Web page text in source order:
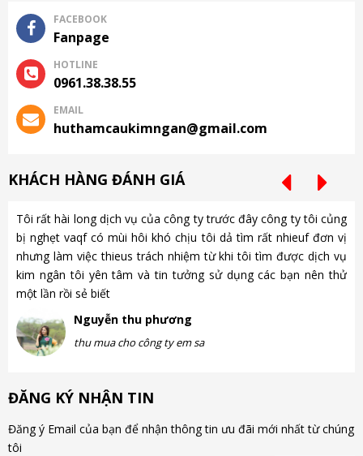
FACEBOOK
Fanpage
HOTLINE
0961.38.38.55
EMAIL
huthamcaukimngan@gmail.com
KHÁCH HÀNG ĐÁNH GIÁ
Tôi rất hài long dịch vụ của công ty trước đây công ty tôi củng
bị nghẹt vaqf có mùi hôi khó chịu tôi dả tìm rất nhieuf đơn vị
nhưng làm việc thieus trách nhiệm từ khi tôi tìm được dịch vụ
kim ngân tôi yên tâm và tin tưởng sử dụng các bạn nên thử
một lần rồi sẻ biết
Nguyễn thu phương
thu mua cho công ty em sa
ĐĂNG KÝ NHẬN TIN
Đăng ý Email của bạn để nhận thông tin ưu đãi mới nhất từ chúng
tôi